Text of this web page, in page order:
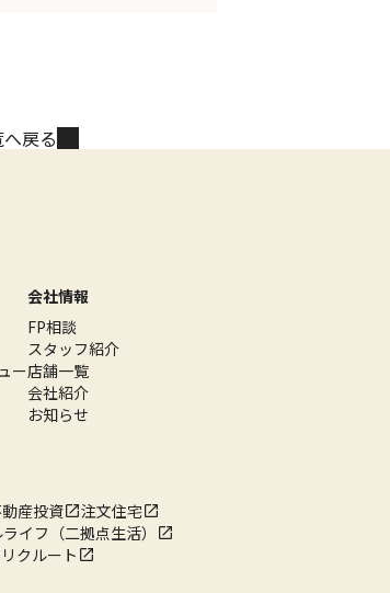
戻る
ー
会社情報
FP相談
スタッフ紹介
店舗一覧
会社紹介
お知らせ
産投資
注文住宅
イフ（二拠点生活）
リクルート